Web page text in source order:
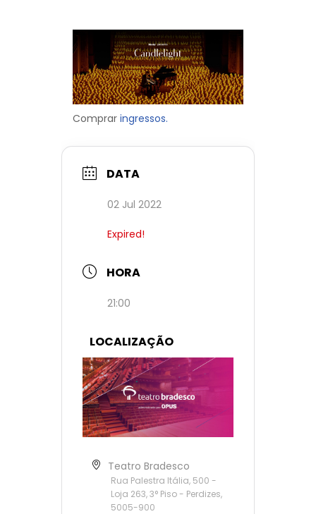
Comprar ingressos.
DATA
02 Jul 2022
Expired!
HORA
21:00
LOCALIZAÇÃO
Teatro Bradesco
Rua Palestra Itália, 500 -
Loja 263, 3° Piso - Perdizes,
5005-900